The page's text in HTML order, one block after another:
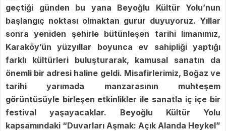
geçtiği günden bu yana Beyoğlu Kültür Yolu’nun
başlangıç noktası olmaktan gurur duyuyoruz. Yıllar
sonra yeniden şehirle bütünleşen tarihi limanımız,
Karaköy’ün yüzyıllar boyunca ev sahipliği yaptığı
farklı kültürleri buluşturarak, kamusal sanatın da
önemli bir adresi haline geldi. Misafirlerimiz, Boğaz ve
tarihi yarımada manzarasının muhteşem
görüntüsüyle birleşen etkinlikler ile sanatla iç içe bir
festival yaşayacaklar. Beyoğlu Kültür Yolu
kapsamındaki “Duvarları Aşmak: Açık Alanda Heykel”